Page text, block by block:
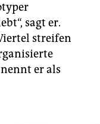
sagt er.
streifen
er als